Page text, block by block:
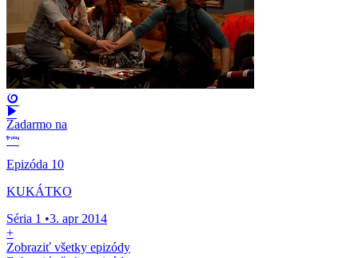
Zadarmo na
Epizóda 10
KUKÁTKO
Séria 1 •3. apr 2014
+
Zobraziť všetky epizódy